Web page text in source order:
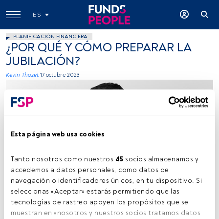
Esta página web usa cookies
Tanto nosotros como nuestros 45 socios almacenamos y
accedemos a datos personales, como datos de
navegación o identificadores únicos, en tu dispositivo. Si
seleccionas «Aceptar» estarás permitiendo que las
tecnologías de rastreo apoyen los propósitos que se
muestran en «nosotros y nuestros socios tratamos datos
ES
PLANIFICACIÓN FINANCIERA
¿POR QUÉ Y CÓMO PREPARAR LA
JUBILACIÓN?
Kevin Thozet 17 octubre 2023
Firma: cedida (Carmignac).
Tiempo lectura: 6 min.